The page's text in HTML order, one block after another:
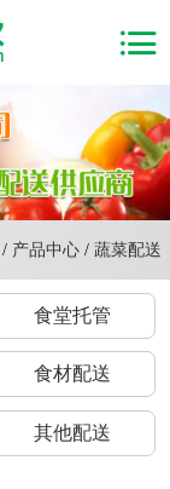
/ 产品中心 / 蔬菜配送
食堂托管
食材配送
其他配送